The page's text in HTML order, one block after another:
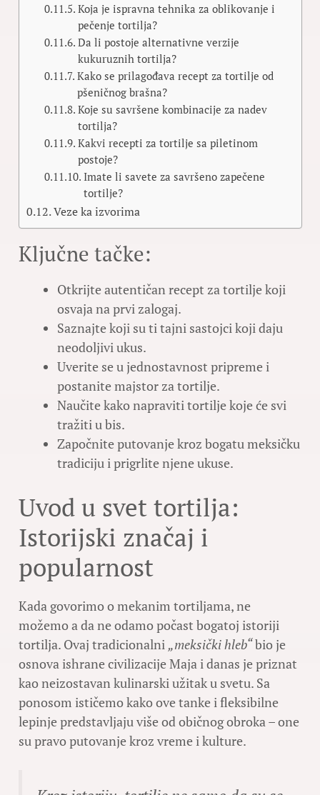
Koja je ispravna tehnika za oblikovanje i
pečenje tortilja?
Da li postoje alternativne verzije
kukuruznih tortilja?
Kako se prilagođava recept za tortilje od
pšeničnog brašna?
Koje su savršene kombinacije za nadev
tortilja?
Kakvi recepti za tortilje sa piletinom
postoje?
Imate li savete za savršeno zapečene
tortilje?
Veze ka izvorima
Ključne tačke:
Otkrijte autentičan recept za tortilje koji
osvaja na prvi zalogaj.
Saznajte koji su ti tajni sastojci koji daju
neodoljivi ukus.
Uverite se u jednostavnost pripreme i
postanite majstor za tortilje.
Naučite kako napraviti tortilje koje će svi
tražiti u bis.
Započnite putovanje kroz bogatu meksičku
tradiciju i prigrlite njene ukuse.
Uvod u svet tortilja:
Istorijski značaj i
popularnost
Kada govorimo o mekanim tortiljama, ne
možemo a da ne odamo počast bogatoj istoriji
tortilja. Ovaj tradicionalni „meksički hleb“bio je
osnova ishrane civilizacije Maja i danas je priznat
kao neizostavan kulinarski užitak u svetu. Sa
ponosom ističemo kako ove tanke i fleksibilne
lepinje predstavljaju više od običnog obroka – one
su pravo putovanje kroz vreme i kulture.